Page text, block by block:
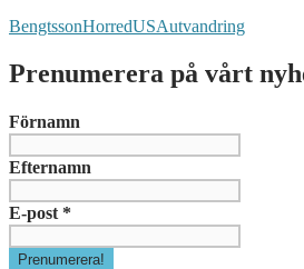
BengtssonHorredUSAutvandring
Prenumerera på vårt
Förnamn
Efternamn
E-post *